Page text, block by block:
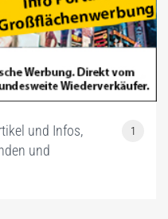
und Infos,
und
1